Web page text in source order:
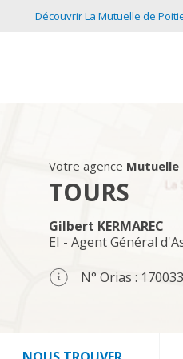
Découvrir La Mutuelle de
Votre agence Mutuelle
TOURS
Gilbert KERMAREC
EI - Agent Général
N° Orias :